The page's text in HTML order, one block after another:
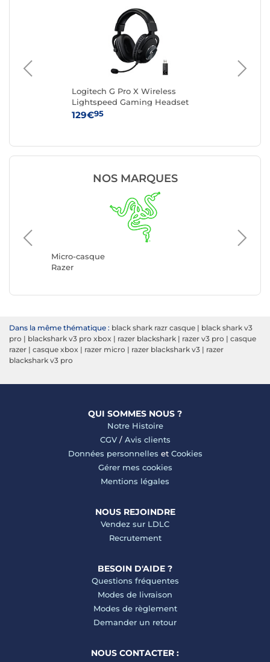
Logitech G Pro X Wireless
Lightspeed Gaming Headset
(Noir)
129€95
NOS MARQUES
Micro-casque
Razer
Micro-
Dans la même thématique : black shark razr casque | black shark v3
pro | blackshark v3 pro xbox | razer blackshark | razer v3 pro | casque
razer | casque xbox | razer micro | razer blackshark v3 | razer
blackshark v3 pro
QUI SOMMES NOUS ?
Notre Histoire
CGV/ Avis clients
Données personnelles et Cookies
Gérer mes cookies
Mentions légales
NOUS REJOINDRE
Vendez sur LDLC
Recrutement
BESOIN D'AIDE ?
Questions fréquentes
Modes de livraison
Modes de règlement
Demander un retour
NOUS CONTACTER :